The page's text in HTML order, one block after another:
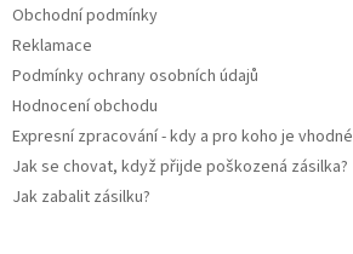
Obchodní podmínky
Reklamace
Podmínky ochrany osobních údajů
Hodnocení obchodu
Expresní zpracování - kdy a pro koho je vhodné
Jak se chovat, když přijde poškozená zásilka?
Jak zabalit zásilku?